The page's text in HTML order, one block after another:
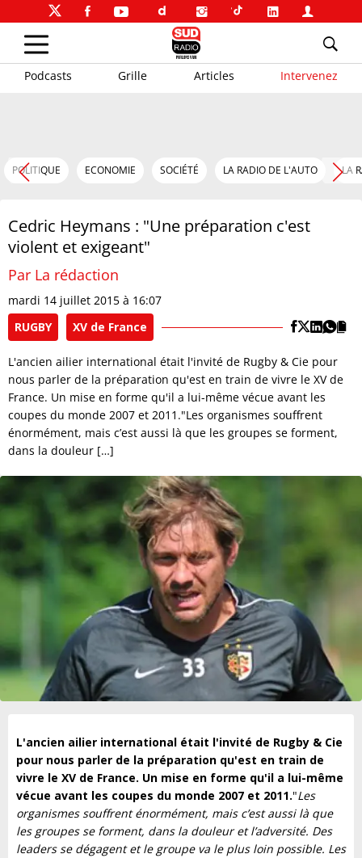
Podcasts Grille Articles Intervenez
POLITIQUE ECONOMIE SOCIÉTÉ LA RADIO DE L'AUTO LA
Cedric Heymans : "Une préparation c'est
violent et exigeant"
Par La rédaction
mardi 14 juillet 2015 à 16:07
RUGBY
XV de France
L'ancien ailier international était l'invité de Rugby & Cie pour
nous parler de la préparation qu'est en train de vivre le XV de
France. Un mise en forme qu'il a lui-même vécue avant les
coupes du monde 2007 et 2011."Les organismes souffrent
énormément, mais c’est aussi là que les groupes se forment,
dans la douleur […]
L'ancien ailier international était l'invité de Rugby & Cie
pour nous parler de la préparation qu'est en train de
vivre le XV de France. Un mise en forme qu'il a lui-même
vécue avant les coupes du monde 2007 et 2011."Les
organismes souffrent énormément, mais c’est aussi là que
les groupes se forment, dans la douleur et l’adversité. Des
leaders se dégagent et le groupe va le plus loin possible. Les